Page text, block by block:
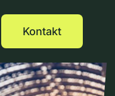
Kontakt